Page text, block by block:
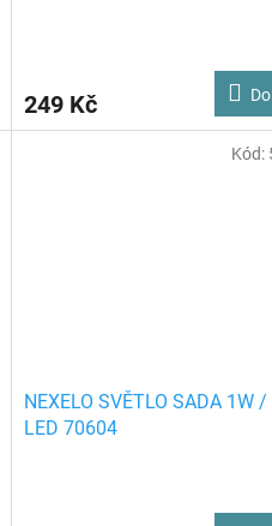
249 Kč
NEXELO SVĚTLO SADA 1W
LED 70604
Kód: